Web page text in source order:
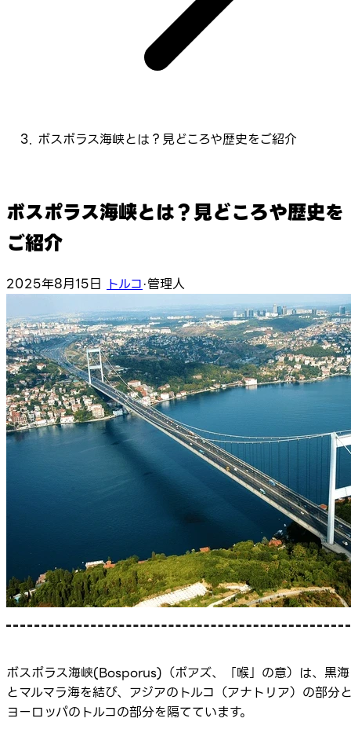
ボスポラス海峡とは？見どころや歴史をご紹介
ボスポラス海峡とは？見どころや歴史を
ご紹介
2025年8月15日 トルコ·管理人
ボスポラス海峡(Bosporus)（ボアズ、「喉」の意）は、黒海
とマルマラ海を結び、アジアのトルコ（アナトリア）の部分
ヨーロッパのトルコの部分を隔てています。